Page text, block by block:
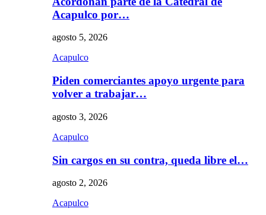
Acapulco por…
agosto 5, 2026
Acapulco
Piden comerciantes apoyo urgente para
volver a trabajar…
agosto 3, 2026
Acapulco
Sin cargos en su contra, queda libre el…
agosto 2, 2026
Acapulco